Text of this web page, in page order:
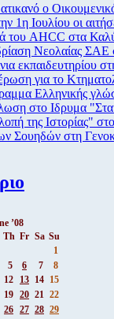
ο
1η Ιουλίου οι
του AHCC στα
Νεολαίας ΣΑΕ
εκπαιδευτηρίου
για το
Ελληνικής
στο Ιδρυμα
της Ιστορίας"
Σουηδών στη
’08
Th Fr Sa Su
1
5 6 7
8
12 13 14 15
19 20 21
22
26 27 28 29